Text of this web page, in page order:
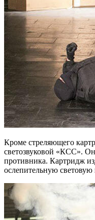
Кроме стреляющего
светозвуковой «КСС».
противника. Картридж
ослепительную